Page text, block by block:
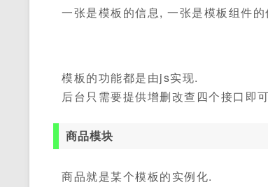
一张是模板的信息, 一张是模板组件的
模板的功能都是由js实现.
后台只需要提供增删改查四个接口即
商品模块
商品就是某个模板的实例化.